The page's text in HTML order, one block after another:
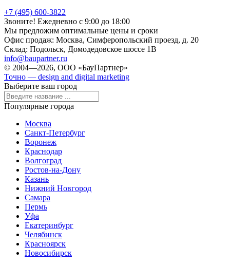
+7 (495) 600-3822
Звоните! Ежедневно с 9:00 до 18:00
Мы предложим оптимальные цены и сроки
Офис продаж: Москва, Симферопольский проезд, д. 20
Склад: Подольск, Домодедовское шоссе 1В
info@baupartner.ru
© 2004—2026, ООО «БауПартнер»
Точно — design and digital marketing
Выберите ваш город
Популярные города
Москва
Санкт-Петербург
Воронеж
Краснодар
Волгоград
Ростов-на-Дону
Казань
Нижний Новгород
Самара
Пермь
Уфа
Екатеринбург
Челябинск
Красноярск
Новосибирск